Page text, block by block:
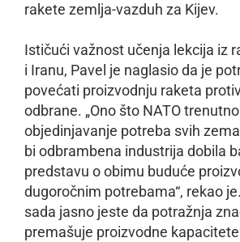
rakete zemlja-vazduh za Kijev.
Ističući važnost učenja lekcija iz
i Iranu, Pavel je naglasio da je
povećati proizvodnju raketa
odbrane. „Ono što NATO
objedinjavanje potreba svih
bi odbrambena industrija dobila
predstavu o obimu buduće
dugoročnim potrebama“, rekao
sada jasno jeste da potražnja
premašuje proizvodne